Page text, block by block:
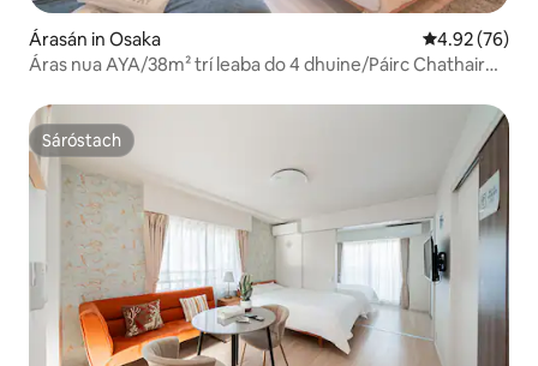
Árasán in Osaka Meánrátáil
4.92 (76)
Áras nua AYA/38m² trí leaba do 4 dhuine/Páirc Chathair
stáisiún Morinomiya/Díreach go Shinsaibashi, Dōtonbori,
Umeda, USJ
Sáróstach
Sáróstach